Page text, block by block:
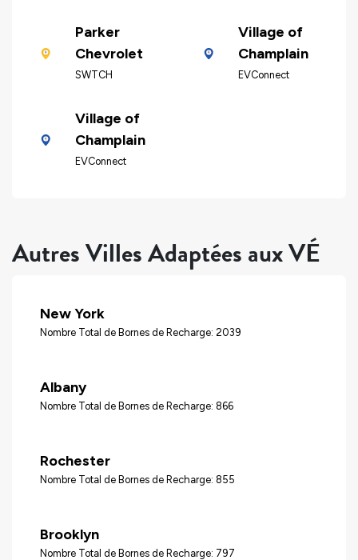
Parker
Chevrolet
SWTCH
Village of
Champlain
EVConnect
Village of
Champlain
EVConnect
Autres Villes Adaptées aux VÉ
New York
Nombre Total de Bornes de Recharge: 2039
Albany
Nombre Total de Bornes de Recharge: 866
Rochester
Nombre Total de Bornes de Recharge: 855
Brooklyn
Nombre Total de Bornes de Recharge: 797